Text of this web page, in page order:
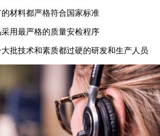
的材料都严格符合国家标准
采用最严格的质量安检程序
大批技术和素质都过硬的研发和生产人员